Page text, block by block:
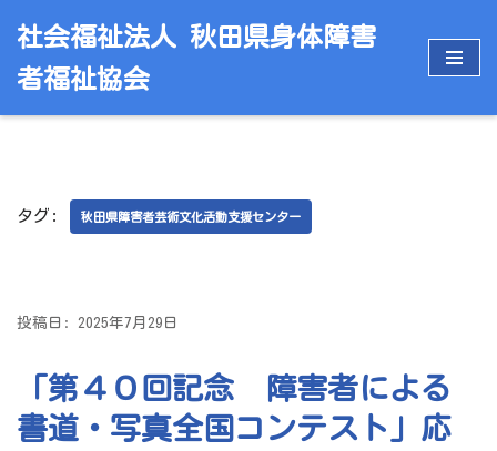
ン
テ
ス
社会福祉法人 秋田県身体障害
者福祉協会
タグ: 秋田県障害者芸術文化活動支援センター
投稿日: 2025年7月29日
「第４０回記念 障害者による
書道・写真全国コンテスト」応